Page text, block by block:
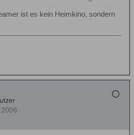
ist es kein Heimkino, sondern